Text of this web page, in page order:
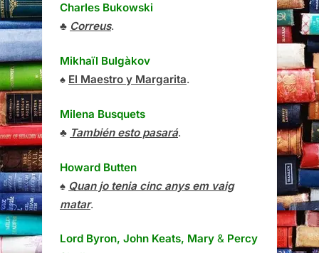
Charles Bukowski
♣ Correus.
Mikhaïl Bulgàkov
♠ El Maestro y Margarita.
Milena Busquets
♣ También esto pasará.
Howard Butten
♠ Quan jo tenia cinc anys em vaig
matar.
Lord Byron, John Keats, Mary & Percy